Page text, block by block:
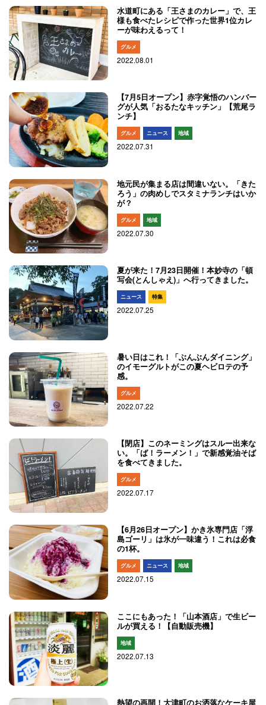
水道町にある「王さまのカレー」で、王
様も食べたレシピで作った世界1位カレ
ーが味わえるって！
グルメ
2022.08.01
【7月5日オープン】赤字覚悟のハンバー
グが人気「おるたなキッチン」【荒尾ラ
ンチ】
グルメ ニュース 地域
2022.07.31
地元民が集まる店は間違いない。「きた
ろう」の肉めしでスタミナランチはいか
が？
グルメ 地域
2022.07.30
夏が来た！7月23日開催！本妙寺の「頓
写会(とんしゃえ)」へ行ってきました。
ニュース 特集
2022.07.25
暑い日はこれ！「ぶんぶんダイニング」
のイモーグルトがこの夏ヘビロテの予
感。
グルメ
2022.07.22
【閉店】このネーミングはスルー出来な
い。「ば！ラーメン！」で新感覚油そば
を食べてきました。
グルメ
2022.07.17
【6月26日オープン】かき氷専門店「浮
島ゴーリ」は氷が一味違う！これは必食
の1杯。
グルメ ニュース 地域
2022.07.15
ここにもあった！「山本酒店」で生ビー
ルが買える！【自動販売機】
地域
2022.07.13
熱望の再開！大津町のお洒落なケーキ屋